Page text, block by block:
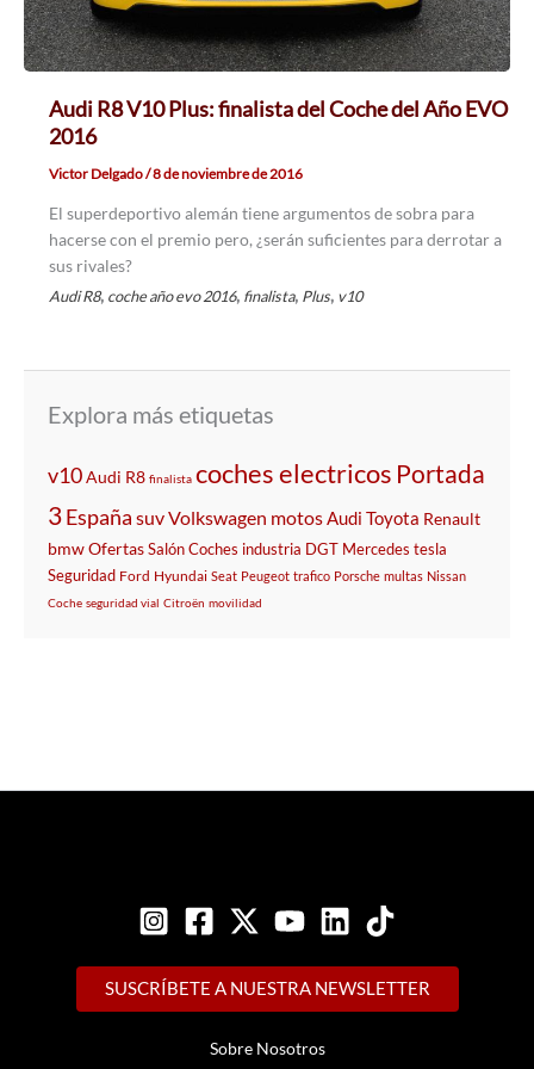
Audi R8 V10 Plus: finalista del Coche del Año EVO
2016
Victor Delgado/8 de noviembre de 2016
El superdeportivo alemán tiene argumentos de sobra para
hacerse con el premio pero, ¿serán suficientes para derrotar a
sus rivales?
Audi R8, coche año evo 2016, finalista, Plus, v10
Explora más etiquetas
v10Audi R8 finalista coches electricos Portada
3España suvVolkswagen motosAudi Toyota Renault
bmwOfertasSalónCoches industria DGT Mercedes tesla
Seguridad Ford Hyundai Seat Peugeot trafico Porsche multas Nissan
Coche seguridad vial Citroën movilidad
SUSCRÍBETE A NUESTRA NEWSLETTER
Sobre Nosotros